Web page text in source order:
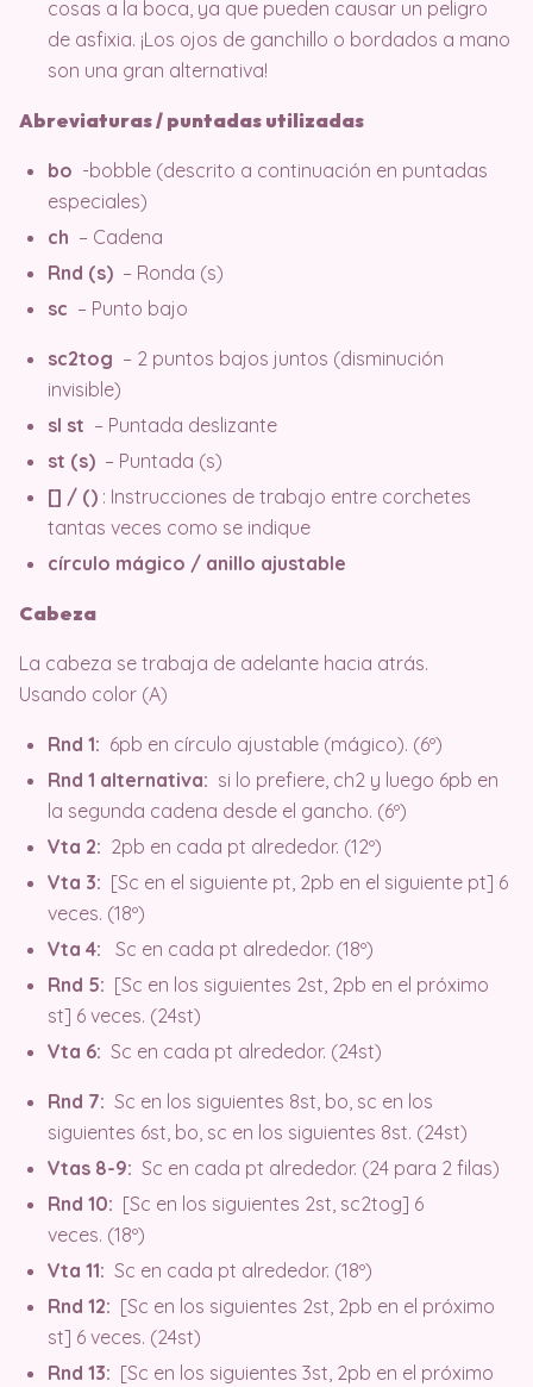
cosas a la boca, ya que pueden causar un peligro
de asfixia. ¡Los ojos de ganchillo o bordados a mano
son una gran alternativa!
Abreviaturas / puntadas utilizadas
bo -bobble (descrito a continuación en puntadas
especiales)
ch – Cadena
Rnd (s) – Ronda (s)
sc – Punto bajo
sc2tog – 2 puntos bajos juntos (disminución
invisible)
sl st – Puntada deslizante
st (s) – Puntada (s)
[] / () : Instrucciones de trabajo entre corchetes
tantas veces como se indique
círculo mágico / anillo ajustable
Cabeza
La cabeza se trabaja de adelante hacia atrás.
Usando color (A)
Rnd 1: 6pb en círculo ajustable (mágico). (6º)
Rnd 1 alternativa: si lo prefiere, ch2 y luego 6pb en
la segunda cadena desde el gancho. (6º)
Vta 2: 2pb en cada pt alrededor. (12º)
Vta 3: [Sc en el siguiente pt, 2pb en el siguiente pt] 6
veces. (18º)
Vta 4: Sc en cada pt alrededor. (18º)
Rnd 5: [Sc en los siguientes 2st, 2pb en el próximo
st] 6 veces. (24st)
Vta 6: Sc en cada pt alrededor. (24st)
Rnd 7: Sc en los siguientes 8st, bo, sc en los
siguientes 6st, bo, sc en los siguientes 8st. (24st)
Vtas 8-9: Sc en cada pt alrededor. (24 para 2 filas)
Rnd 10: [Sc en los siguientes 2st, sc2tog] 6
veces. (18º)
Vta 11: Sc en cada pt alrededor. (18º)
Rnd 12: [Sc en los siguientes 2st, 2pb en el próximo
st] 6 veces. (24st)
Rnd 13: [Sc en los siguientes 3st, 2pb en el próximo